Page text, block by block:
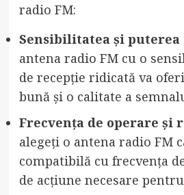
radio FM:
Sensibilitatea și puterea
antena radio FM cu o
de recepție ridicată va
bună și o calitate a
Frecvența de operare și
alegeți o antena radio FM
compatibilă cu frecvența
de acțiune necesare